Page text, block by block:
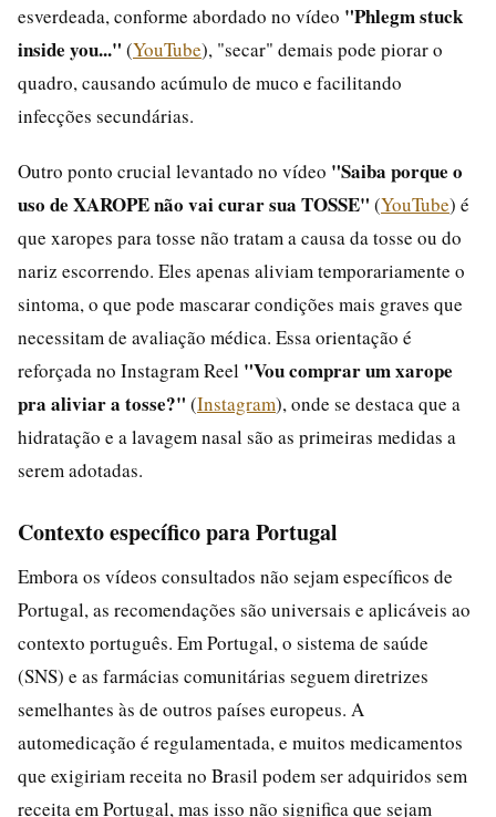
esverdeada, conforme abordado no vídeo "Phlegm stuck
inside you..." (YouTube), "secar" demais pode piorar o
quadro, causando acúmulo de muco e facilitando
infecções secundárias.
Outro ponto crucial levantado no vídeo "Saiba porque o
uso de XAROPE não vai curar sua TOSSE" (YouTube) é
que xaropes para tosse não tratam a causa da tosse ou do
nariz escorrendo. Eles apenas aliviam temporariamente o
sintoma, o que pode mascarar condições mais graves que
necessitam de avaliação médica. Essa orientação é
reforçada no Instagram Reel "Vou comprar um xarope
pra aliviar a tosse?" (Instagram), onde se destaca que a
hidratação e a lavagem nasal são as primeiras medidas a
serem adotadas.
Contexto específico para Portugal
Embora os vídeos consultados não sejam específicos de
Portugal, as recomendações são universais e aplicáveis ao
contexto português. Em Portugal, o sistema de saúde
(SNS) e as farmácias comunitárias seguem diretrizes
semelhantes às de outros países europeus. A
automedicação é regulamentada, e muitos medicamentos
que exigiriam receita no Brasil podem ser adquiridos sem
receita em Portugal, mas isso não significa que sejam